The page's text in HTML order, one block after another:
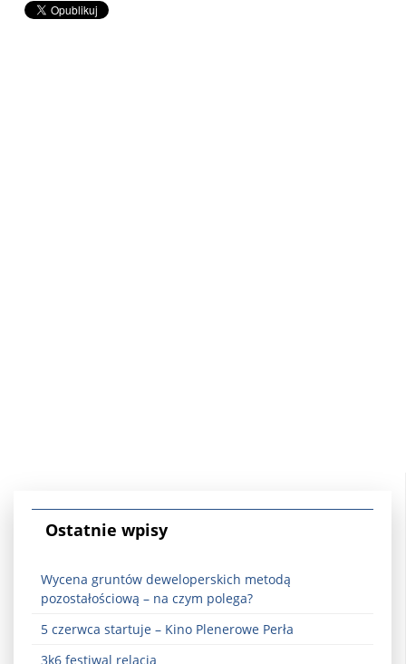
Ostatnie wpisy
Wycena gruntów deweloperskich metodą
pozostałościową – na czym polega?
5 czerwca startuje – Kino Plenerowe Perła
3k6 festiwal relacja